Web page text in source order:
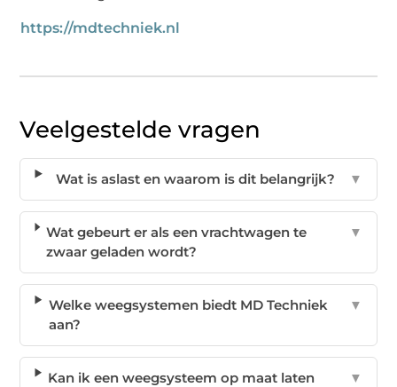
https://mdtechniek.nl
Veelgestelde vragen
Wat is aslast en waarom is dit belangrijk? ▼
Wat gebeurt er als een vrachtwagen te
zwaar geladen wordt?
▼
Welke weegsystemen biedt MD Techniek
aan?
▼
Kan ik een weegsysteem op maat laten
▼